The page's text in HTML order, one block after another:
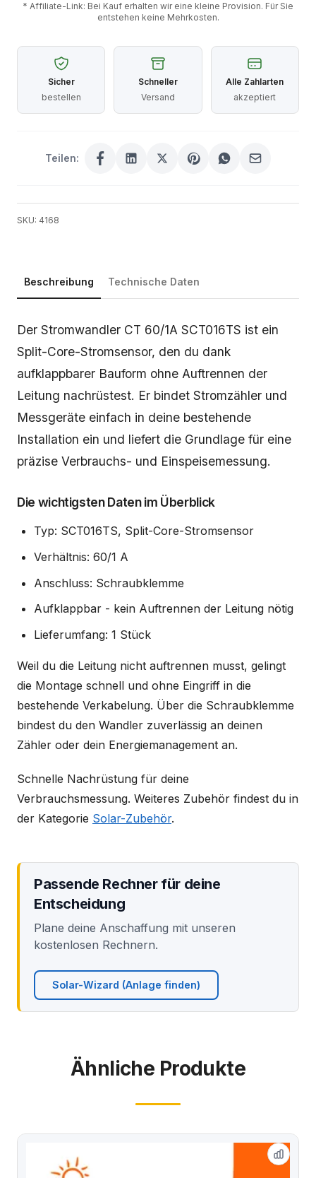
* Affiliate-Link: Bei Kauf erhalten wir eine kleine Provision. Für Sie
entstehen keine Mehrkosten.
Sicher
bestellen
Schneller
Versand
Alle Zahlarten
akzeptiert
Teilen:
SKU: 4168
Beschreibung Technische Daten
Beschreibung
Der Stromwandler CT 60/1A SCT016TS ist ein
Split-Core-Stromsensor, den du dank
aufklappbarer Bauform ohne Auftrennen der
Leitung nachrüstest. Er bindet Stromzähler und
Messgeräte einfach in deine bestehende
Installation ein und liefert die Grundlage für eine
präzise Verbrauchs- und Einspeisemessung.
Die wichtigsten Daten im Überblick
Typ: SCT016TS, Split-Core-Stromsensor
Verhältnis: 60/1 A
Anschluss: Schraubklemme
Aufklappbar - kein Auftrennen der Leitung nötig
Lieferumfang: 1 Stück
Weil du die Leitung nicht auftrennen musst, gelingt
die Montage schnell und ohne Eingriff in die
bestehende Verkabelung. Über die Schraubklemme
bindest du den Wandler zuverlässig an deinen
Zähler oder dein Energiemanagement an.
Schnelle Nachrüstung für deine
Verbrauchsmessung. Weiteres Zubehör findest du in
der Kategorie Solar-Zubehör.
Passende Rechner für deine
Entscheidung
Plane deine Anschaffung mit unseren
kostenlosen Rechnern.
Solar-Wizard (Anlage finden)
Ähnliche Produkte